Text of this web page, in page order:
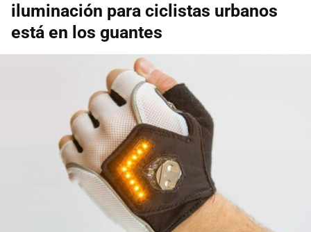
iluminación para ciclistas urbanos
está en los guantes